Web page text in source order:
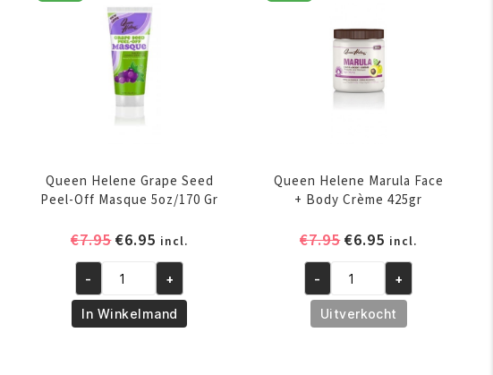
Lotion
16oz/473
aantal
32oz/946
aantal
Queen Helene Grape Seed
Peel-Off Masque 5oz/170 Gr
€7.95Oorspronkelijke
was:
€7.95.
€6.95 Huidige
prijs
is:
€6.95.
incl.
Queen
Helene
Grape
- +
In Winkelmand
Queen Helene Marula Face
+ Body Crème 425gr
€7.95Oorspronkelijke
was:
€7.95.
€6.95 Huidige
prijs
is:
€6.95.
incl.
Queen
Helene
Marula
- +
Uitverkocht